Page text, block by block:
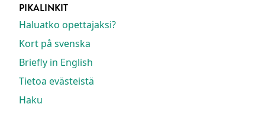
PIKALINKIT
Haluatko opettajaksi?
Kort på svenska
Briefly in English
Tietoa evästeistä
Haku